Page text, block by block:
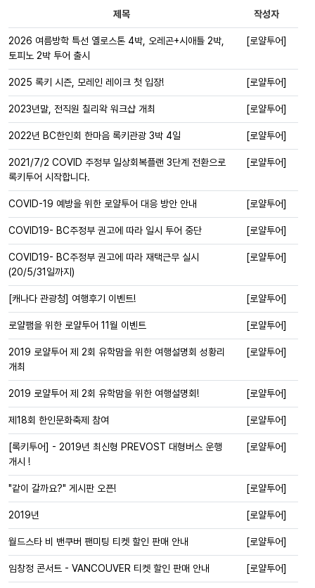
제목 작성자
2026 여름방학 특선 옐로스톤 4박, 오레곤+시애틀 2박,
토피노 2박 투어 출시
[로얄투어]
2025 록키 시즌, 모레인 레이크 첫 입장! [로얄투어]
2023년말, 전직원 칠리왁 워크샵 개최 [로얄투어]
2022년 BC한인회 한마음 록키관광 3박 4일 [로얄투어]
2021/7/2 COVID 주정부 일상회복플랜 3단계 전환으로
록키투어 시작합니다.
[로얄투어]
COVID-19 예방을 위한 로얄투어 대응 방안 안내 [로얄투어]
COVID19- BC주정부 권고에 따라 일시 투어 중단 [로얄투어]
COVID19- BC주정부 권고에 따라 재택근무 실시
(20/5/31일까지)
[로얄투어]
[캐나다 관광청] 여행후기 이벤트! [로얄투어]
로얄팸을 위한 로얄투어 11월 이벤트 [로얄투어]
2019 로얄투어 제 2회 유학맘을 위한 여행설명회 성황리
개최
[로얄투어]
2019 로얄투어 제 2회 유학맘을 위한 여행설명회! [로얄투어]
제18회 한인문화축제 참여 [로얄투어]
[록키투어] - 2019년 최신형 PREVOST 대형버스 운행
개시 !
[로얄투어]
"같이 갈까요?" 게시판 오픈! [로얄투어]
2019년 [로얄투어]
월드스타 비 밴쿠버 팬미팅 티켓 할인 판매 안내 [로얄투어]
임창정 콘서트 - VANCOUVER 티켓 할인 판매 안내 [로얄투어]